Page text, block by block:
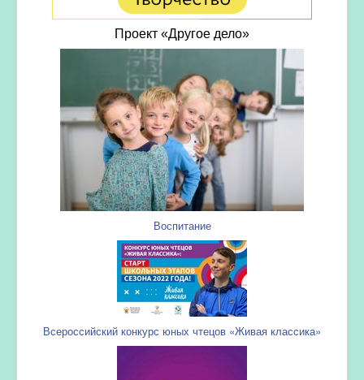
Проект «Другое дело»
Воспитание
Всероссийский конкурс юных чтецов «Живая классика»